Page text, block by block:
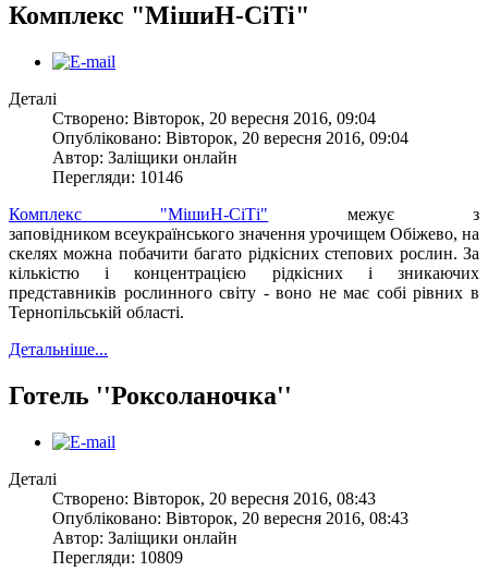
Комплекс "МішиН-СіТі"
Деталі
Створено: Вівторок, 20 вересня 2016, 09:04
Опубліковано: Вівторок, 20 вересня 2016, 09:04
Автор: Заліщики онлайн
Перегляди: 10146
Комплекс "МішиН-СіТі" межує з
заповідником всеукраїнського значення урочищем Обіжево, на
скелях можна побачити багато рідкісних степових рослин. За
кількістю і концентрацією рідкісних і зникаючих
представників рослинного світу - воно не має собі рівних в
Тернопільській області.
Детальніше...
Готель ''Роксоланочка''
Деталі
Створено: Вівторок, 20 вересня 2016, 08:43
Опубліковано: Вівторок, 20 вересня 2016, 08:43
Автор: Заліщики онлайн
Перегляди: 10809